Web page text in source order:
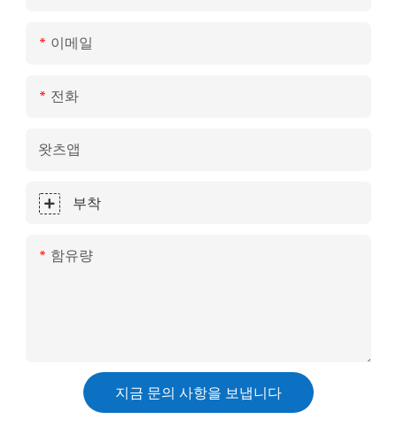
이메일
전화
왓츠앱
부착
함유량
지금 문의 사항을 보냅니다